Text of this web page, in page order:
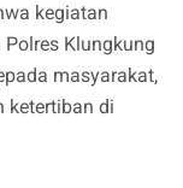
kegiatan
Klungkung
masyarakat,
ketertiban di